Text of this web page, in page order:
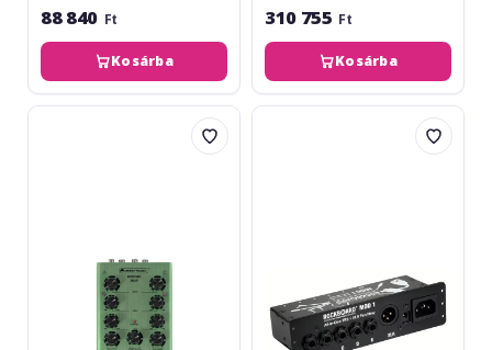
88 840 Ft
Kosárba
310 755 Ft
Kosárba
Omnitronic
RockBoard
XLR,